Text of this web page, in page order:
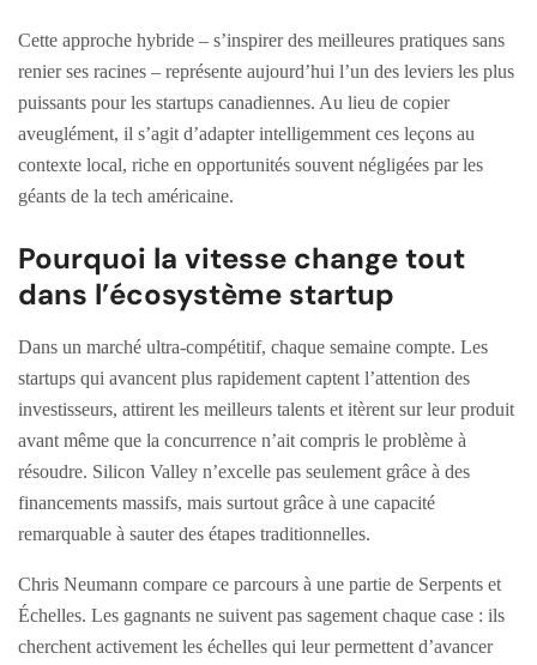
Cette approche hybride – s’inspirer des meilleures pratiques sans
renier ses racines – représente aujourd’hui l’un des leviers les plus
puissants pour les startups canadiennes. Au lieu de copier
aveuglément, il s’agit d’adapter intelligemment ces leçons au
contexte local, riche en opportunités souvent négligées par les
géants de la tech américaine.
Pourquoi la vitesse change tout
dans l’écosystème startup
Dans un marché ultra-compétitif, chaque semaine compte. Les
startups qui avancent plus rapidement captent l’attention des
investisseurs, attirent les meilleurs talents et itèrent sur leur produit
avant même que la concurrence n’ait compris le problème à
résoudre. Silicon Valley n’excelle pas seulement grâce à des
financements massifs, mais surtout grâce à une capacité
remarquable à sauter des étapes traditionnelles.
Chris Neumann compare ce parcours à une partie de Serpents et
Échelles. Les gagnants ne suivent pas sagement chaque case : ils
cherchent activement les échelles qui leur permettent d’avancer